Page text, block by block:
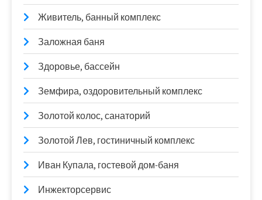
Живитель, банный комплекс
Заложная баня
Здоровье, бассейн
Земфира, оздоровительный комплекс
Золотой колос, санаторий
Золотой Лев, гостиничный комплекс
Иван Купала, гостевой дом-баня
Инжекторсервис